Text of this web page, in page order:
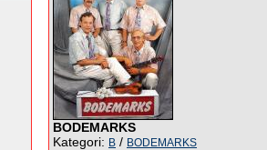
BODEMARKS
Kategori: B / BODEMARKS